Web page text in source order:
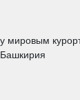
мировым